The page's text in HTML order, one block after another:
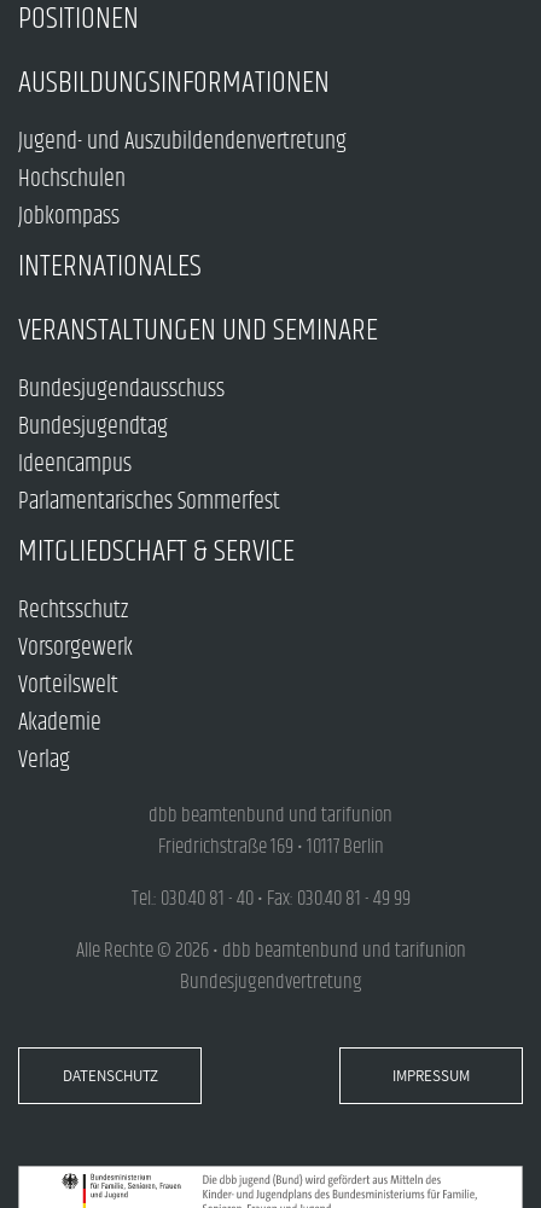
POSITIONEN
AUSBILDUNGSINFORMATIONEN
Jugend- und Auszubildendenvertretung
Hochschulen
Jobkompass
INTERNATIONALES
VERANSTALTUNGEN UND SEMINARE
Bundesjugendausschuss
Bundesjugendtag
Ideencampus
Parlamentarisches Sommerfest
MITGLIEDSCHAFT & SERVICE
Rechtsschutz
Vorsorgewerk
Vorteilswelt
Akademie
Verlag
dbb beamtenbund und tarifunion
Friedrichstraße 169 • 10117 Berlin
Tel.: 030.40 81 - 40 • Fax: 030.40 81 - 49 99
Alle Rechte © 2026 • dbb beamtenbund und tarifunion
Bundesjugendvertretung
DATENSCHUTZ IMPRESSUM